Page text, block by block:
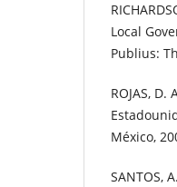
Local
Publius:
ROJAS,
México,
SANTOS,